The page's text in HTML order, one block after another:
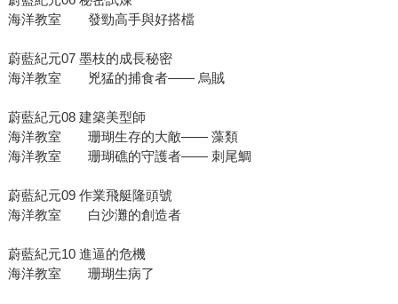
海洋教室 發勁高手與好搭檔
蔚藍紀元07 墨枝的成長秘密
海洋教室 兇猛的捕食者—— 烏賊
蔚藍紀元08 建築美型師
海洋教室 珊瑚生存的大敵—— 藻類
海洋教室 珊瑚礁的守護者—— 刺尾鯛
蔚藍紀元09 作業飛艇隆頭號
海洋教室 白沙灘的創造者
蔚藍紀元10 進逼的危機
海洋教室 珊瑚生病了